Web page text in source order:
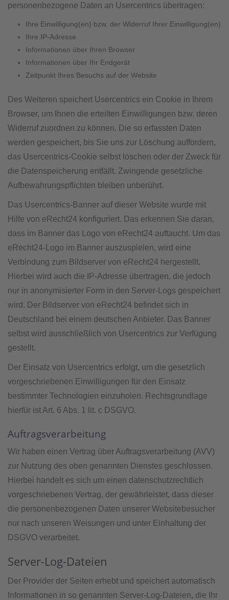
personenbezogene Daten an Usercentrics übertragen:
Ihre Einwilligung(en) bzw. der Widerruf Ihrer Einwilligung(en)
Ihre IP-Adresse
Informationen über Ihren Browser
Informationen über Ihr Endgerät
Zeitpunkt Ihres Besuchs auf der Website
Des Weiteren speichert Usercentrics ein Cookie in Ihrem
Browser, um Ihnen die erteilten Einwilligungen bzw. deren
Widerruf zuordnen zu können. Die so erfassten Daten
werden gespeichert, bis Sie uns zur Löschung auffordern,
das Usercentrics-Cookie selbst löschen oder der Zweck für
die Datenspeicherung entfällt. Zwingende gesetzliche
Aufbewahrungspflichten bleiben unberührt.
Das Usercentrics-Banner auf dieser Website wurde mit
Hilfe von eRecht24 konfiguriert. Das erkennen Sie daran,
dass im Banner das Logo von eRecht24 auftaucht. Um das
eRecht24-Logo im Banner auszuspielen, wird eine
Verbindung zum Bildserver von eRecht24 hergestellt.
Hierbei wird auch die IP-Adresse übertragen, die jedoch
nur in anonymisierter Form in den Server-Logs gespeichert
wird. Der Bildserver von eRecht24 befindet sich in
Deutschland bei einem deutschen Anbieter. Das Banner
selbst wird ausschließlich von Usercentrics zur Verfügung
gestellt.
Der Einsatz von Usercentrics erfolgt, um die gesetzlich
vorgeschriebenen Einwilligungen für den Einsatz
bestimmter Technologien einzuholen. Rechtsgrundlage
hierfür ist Art. 6 Abs. 1 lit. c DSGVO.
Auftragsverarbeitung
Wir haben einen Vertrag über Auftragsverarbeitung (AVV)
zur Nutzung des oben genannten Dienstes geschlossen.
Hierbei handelt es sich um einen datenschutzrechtlich
vorgeschriebenen Vertrag, der gewährleistet, dass dieser
die personenbezogenen Daten unserer Websitebesucher
nur nach unseren Weisungen und unter Einhaltung der
DSGVO verarbeitet.
Server-Log-Dateien
Der Provider der Seiten erhebt und speichert automatisch
Informationen in so genannten Server-Log-Dateien, die Ihr